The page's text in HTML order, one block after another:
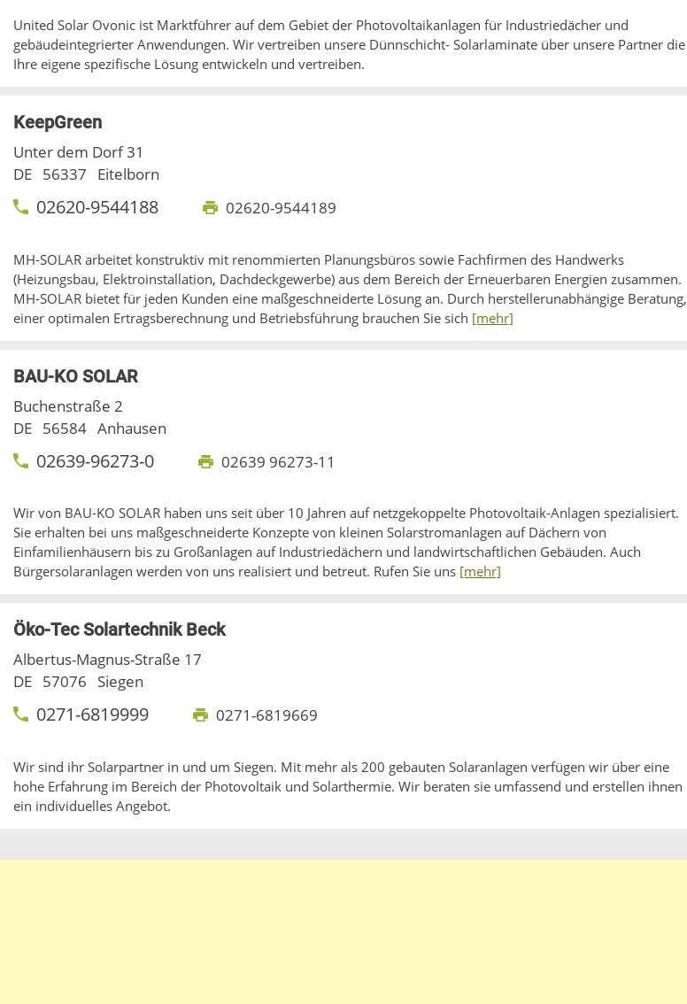
United Solar Ovonic ist Marktführer auf dem Gebiet der Photovoltaikanlagen für Industriedächer und
gebäudeintegrierter Anwendungen. Wir vertreiben unsere Dünnschicht- Solarlaminate über unsere Partner die
Ihre eigene spezifische Lösung entwickeln und vertreiben.
KeepGreen
Unter dem Dorf 31
DE 56337 Eitelborn
02620-9544188 02620-9544189
MH-SOLAR arbeitet konstruktiv mit renommierten Planungsbüros sowie Fachfirmen des Handwerks
(Heizungsbau, Elektroinstallation, Dachdeckgewerbe) aus dem Bereich der Erneuerbaren Energien zusammen.
MH-SOLAR bietet für jeden Kunden eine maßgeschneiderte Lösung an. Durch herstellerunabhängige Beratung,
einer optimalen Ertragsberechnung und Betriebsführung brauchen Sie sich [mehr]
BAU-KO SOLAR
Buchenstraße 2
DE 56584 Anhausen
02639-96273-0 02639 96273-11
Wir von BAU-KO SOLAR haben uns seit über 10 Jahren auf netzgekoppelte Photovoltaik-Anlagen spezialisiert.
Sie erhalten bei uns maßgeschneiderte Konzepte von kleinen Solarstromanlagen auf Dächern von
Einfamilienhäusern bis zu Großanlagen auf Industriedächern und landwirtschaftlichen Gebäuden. Auch
Bürgersolaranlagen werden von uns realisiert und betreut. Rufen Sie uns [mehr]
Öko-Tec Solartechnik Beck
Albertus-Magnus-Straße 17
DE 57076 Siegen
0271-6819999 0271-6819669
Wir sind ihr Solarpartner in und um Siegen. Mit mehr als 200 gebauten Solaranlagen verfügen wir über eine
hohe Erfahrung im Bereich der Photovoltaik und Solarthermie. Wir beraten sie umfassend und erstellen ihnen
ein individuelles Angebot.